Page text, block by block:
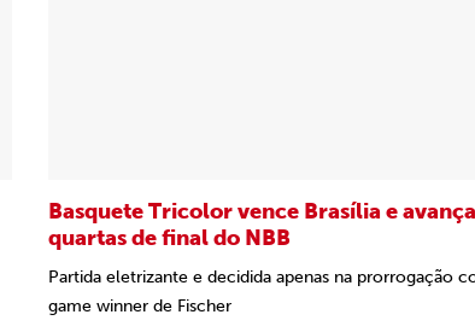
Basquete Tricolor vence Brasília e
quartas de final do NBB
Partida eletrizante e decidida apenas na prorrogação
game winner de Fischer